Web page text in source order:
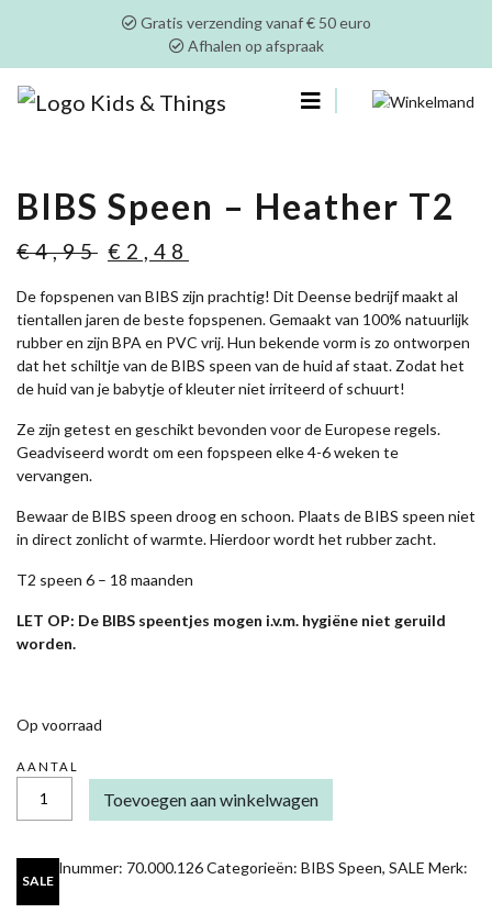
Gratis verzending vanaf € 50 euro
Afhalen op afspraak
0
SALE
BIBS Speen – Heather T2
€4,95 Oorspronkelijke
was:
€4,95.
€ 2,48
is:
€2,48.
De fopspenen van BIBS zijn prachtig! Dit Deense bedrijf maakt al
tientallen jaren de beste fopspenen. Gemaakt van 100% natuurlijk
rubber en zijn BPA en PVC vrij. Hun bekende vorm is zo ontworpen
dat het schiltje van de BIBS speen van de huid af staat. Zodat het
de huid van je babytje of kleuter niet irriteerd of schuurt!
Ze zijn getest en geschikt bevonden voor de Europese regels.
Geadviseerd wordt om een fopspeen elke 4-6 weken te
vervangen.
Bewaar de BIBS speen droog en schoon. Plaats de BIBS speen niet
in direct zonlicht of warmte. Hierdoor wordt het rubber zacht.
T2 speen 6 – 18 maanden
LET OP: De BIBS speentjes mogen i.v.m. hygiëne niet geruild
worden.
Op voorraad
AANTAL
SPEEN
-
AANTAL
Toevoegen aan winkelwagen
Artikelnummer: 70.000.126Categorieën: BIBS Speen, SALE Merk:
BIBS